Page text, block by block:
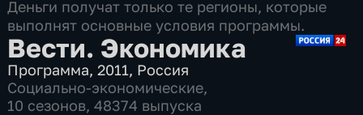
Деньги получат только те регионы, которые
выполнят основные условия программы.
Вести. Экономика
Программа,2011, Россия
Социально-экономические,
10 сезонов, 48374 выпуска